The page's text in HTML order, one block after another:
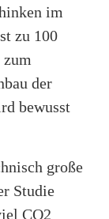
im
zu 100
der
bewusst
große
Studie
CO2